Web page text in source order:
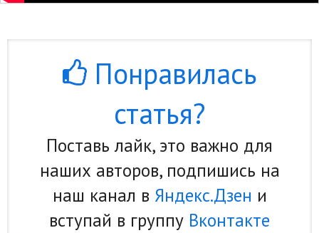
Понравилась
статья?
Поставь лайк, это важно для
наших авторов, подпишись на
наш канал в Яндекс.Дзен и
вступай в группу Вконтакте